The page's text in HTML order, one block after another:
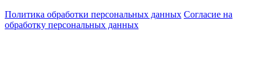
Политика обработки персональных данных Согласие на
обработку персональных данных